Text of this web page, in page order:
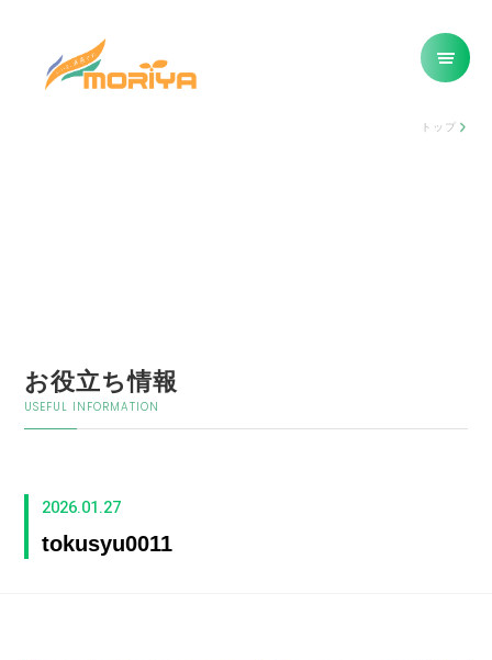
トップ
お役立ち情報
USEFUL INFORMATION
2026.01.27
tokusyu0011